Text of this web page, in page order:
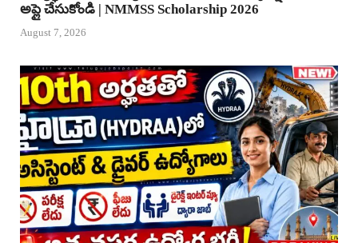
అప్లై చేసుకోండి | NMMSS Scholarship 2026
August 7, 2026